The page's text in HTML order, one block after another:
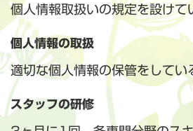
個人情報取扱いの規定を設けて
個人情報の取扱
適切な個人情報の保管をしてい
スタッフの研修